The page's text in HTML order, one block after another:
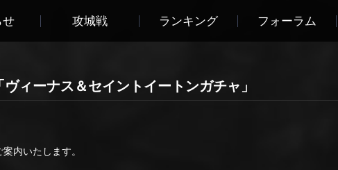
せ 攻城戦 ランキング フォーラム
ィーナス＆セイントイートンガチャ」
内いたします。